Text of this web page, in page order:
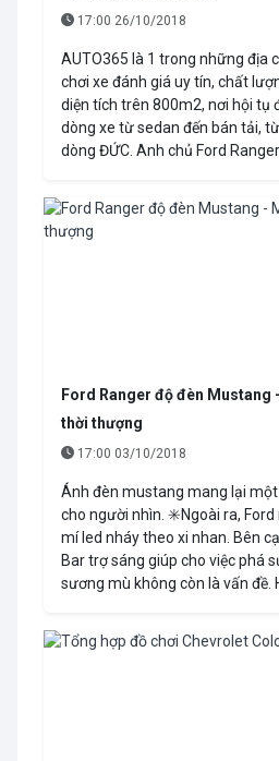
17:00 26/10/2018
AUTO365 là 1 trong những địa
chơi xe đánh giá uy tín, chất
diện tích trên 800m2, nơi hội tụ
dòng xe từ sedan đến bán tải,
dòng ĐỨC. Anh chủ Ford
Ford Ranger độ đèn Mustang
thời thượng
17:00 03/10/2018
Ánh đèn mustang mang lại một
cho người nhìn. ✳️Ngoài ra,
mí led nháy theo xi nhan. Bên
Bar trợ sáng giúp cho việc phá
sương mù không còn là vấn đề.